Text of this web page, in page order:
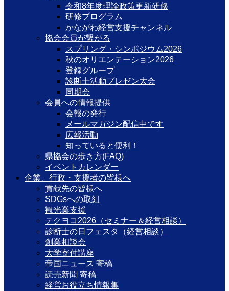
令和8年度理論政策更新研修
研修プログラム
かながわ経営支援チャンネル
協会会員が繋がる
スプリング・シンポジウム2026
秋のオリエンテーション2026
登録グループ
診断士活動プレゼン大会
同期会
会員への情報提供
会報の発行
メールマガジン配信中です
広報活動
知っていると便利！
県協会の歩き方(FAQ)
イベントカレンダー
企業、行政・支援者の皆様へ
貢献先の皆様へ
SDGsへの取組
観光業支援
テクヨコ2026（セミナー＆経営相談）
診断士の日フェスタ（経営相談）
創業相談会
大学寄付講座
帝国ニュース 寄稿
読売新聞 寄稿
経営お役立ち情報集